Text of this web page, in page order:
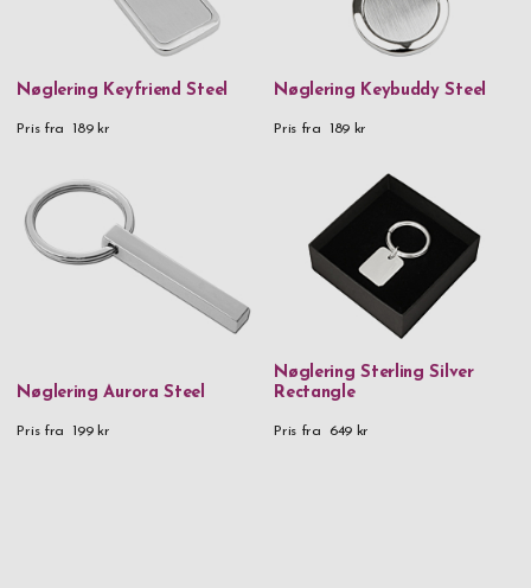
Nøglering Keyfriend Steel
Pris fra 189 kr
Nøglering Keybuddy Steel
Pris fra 189 kr
Nøglering Aurora Steel
Pris fra 199 kr
Nøglering Sterling Silver
Rectangle
Pris fra 649 kr